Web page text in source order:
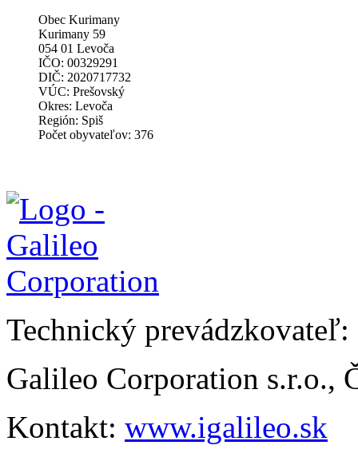
Obec Kurimany
Kurimany 59
054 01 Levoča
IČO: 00329291
DIČ: 2020717732
VÚC: Prešovský
Okres: Levoča
Región: Spiš
Počet obyvateľov: 376
Technický prevádzkovateľ:
Galileo Corporation s.r.o.,
Kontakt: www.igalileo.sk